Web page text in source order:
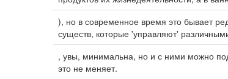
), но в современное время это бывает
существ, которые 'управляют'
, увы, минимальна, но и с ними можно
это не меняет.